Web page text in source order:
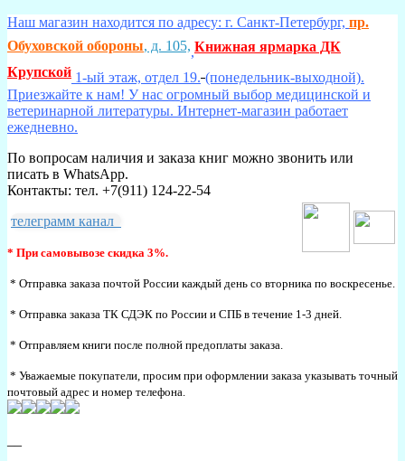
Наш магазин находится по адресу: г. Санкт-Петербург, пр.
Обуховской обороны, д. 105,,Книжная ярмарка ДК
Крупской 1-ый этаж, отдел 19. (понедельник-выходной).
Приезжайте к нам! У нас огромный выбор медицинской и
ветеринарной литературы. Интернет-магазин работает
ежедневно.
По вопросам наличия и заказа книг можно звонить или
писать в WhatsApp.
Контакты: тел. +7(911) 124-22-54
телеграмм канал
* При самовывозе скидка 3%.
* Отправка заказа почтой России каждый день со вторника по воскресенье.
* Отправка заказа ТК СДЭК по России и СПБ в течение 1-3 дней.
* Отправляем книги после полной предоплаты заказа.
* Уважаемые покупатели, просим при оформлении заказа указывать точный
почтовый адрес и номер телефона.